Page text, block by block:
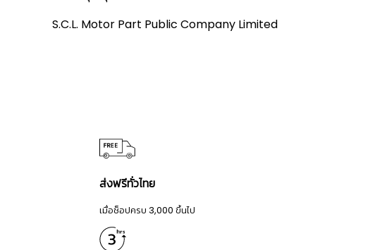
S.C.L. Motor Part Public Company Limited
ส่งฟรีทั่วไทย
เมื่อช็อปครบ 3,000 ขึ้นไป